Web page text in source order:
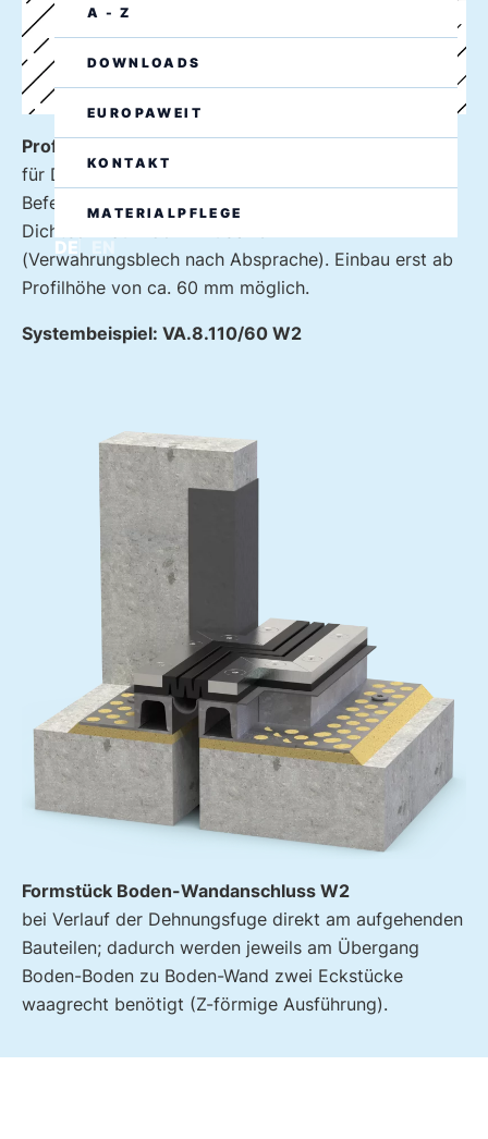
A - Z
DOWNLOADS
EUROPAWEIT
KONTAKT
MATERIALPFLEGE
DE
Profilausführung Boden-Wandanschluss W2
für Dehnungsfugen an aufgehenden Bauteilen mit
Befestigungsschenkel nach unten. Hochzug der
Dichtbahn auf 150 mm über OK-FFB
(Verwahrungsblech nach Absprache). Einbau erst ab
Profilhöhe von ca. 60 mm möglich.
Systembeispiel: VA.8.110/60 W2
Formstück Boden-Wandanschluss W2
bei Verlauf der Dehnungsfuge direkt am aufgehenden
Bauteilen; dadurch werden jeweils am Übergang
Boden-Boden zu Boden-Wand zwei Eckstücke
waagrecht benötigt (Z-förmige Ausführung).